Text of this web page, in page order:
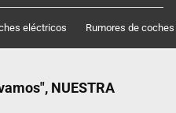
eléctricos Rumores de coches
NUESTRA